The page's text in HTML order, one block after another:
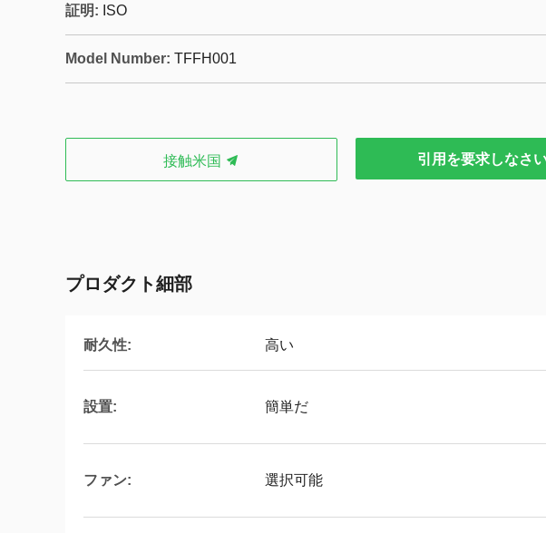
証明: ISO
Model Number: TFFH001
接触米国 引用を要求しなさ
プロダクト細部
耐久性: 高い
設置: 簡単だ
ファン: 選択可能